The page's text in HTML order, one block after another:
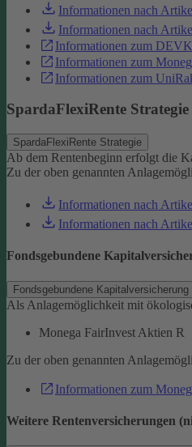
Informationen nach
Informationen nach
Informationen zum
Informationen zum
Informationen zum
SpardaFlexiRente Strategie
SpardaFlexiRente Strategie
Ab dem Rentenbeginn erfolgt die
Zu der oben genannten
Informationen nach
Informationen nach
Fondsgebundene
Fondsgebundene Kapitalversicherung
Als Anlagemöglichkeit mit
Monega FairInvest Aktien R
Zu der oben genannten
Informationen zum
Weitere Rentenversicherungen